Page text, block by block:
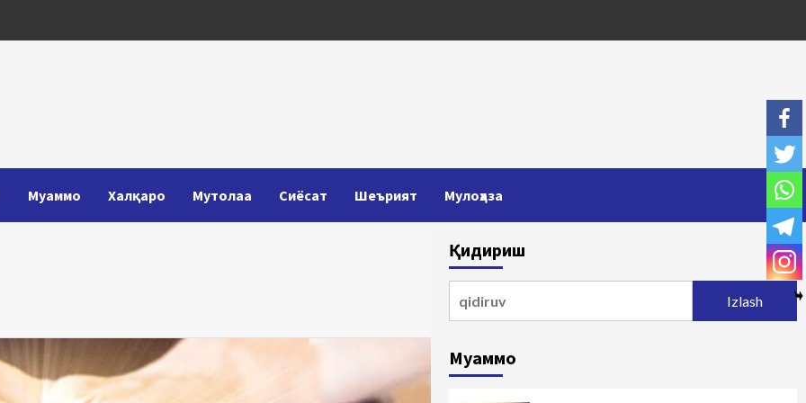
Муаммо Халқаро Мутолаа Сиёсат Шеърият Мулоҳаза
Қидириш
Муаммо